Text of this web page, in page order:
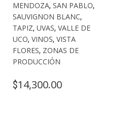
MENDOZA, SAN PABLO,
SAUVIGNON BLANC,
TAPIZ, UVAS, VALLE DE
UCO, VINOS, VISTA
FLORES, ZONAS DE
PRODUCCIÓN
$14,300.00